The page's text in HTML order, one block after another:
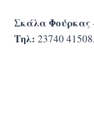
Σκάλα Φούρκας
Τηλ: 23740